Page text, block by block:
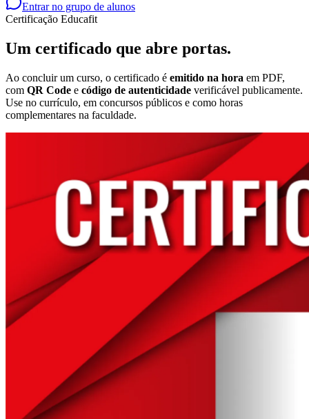
Entrar no grupo de alunos
Certificação Educafit
Um certificado que abre portas.
Ao concluir um curso, o certificado é emitido na hora em PDF,
com QR Code e código de autenticidade verificável publicamente.
Use no currículo, em concursos públicos e como horas
complementares na faculdade.